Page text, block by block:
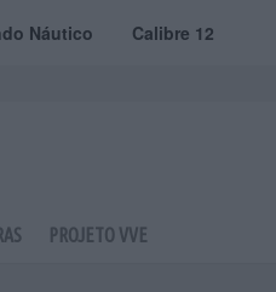
Náutico Calibre 12
PROJETO VVE